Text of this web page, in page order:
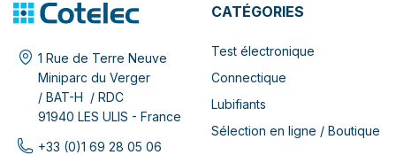
1 Rue de Terre Neuve
Miniparc du Verger
/ BAT-H / RDC
91940 LES ULIS - France
+33 (0)1 69 28 05 06
CATÉGORIES
Test électronique
Connectique
Lubifiants
Sélection en ligne / Boutique